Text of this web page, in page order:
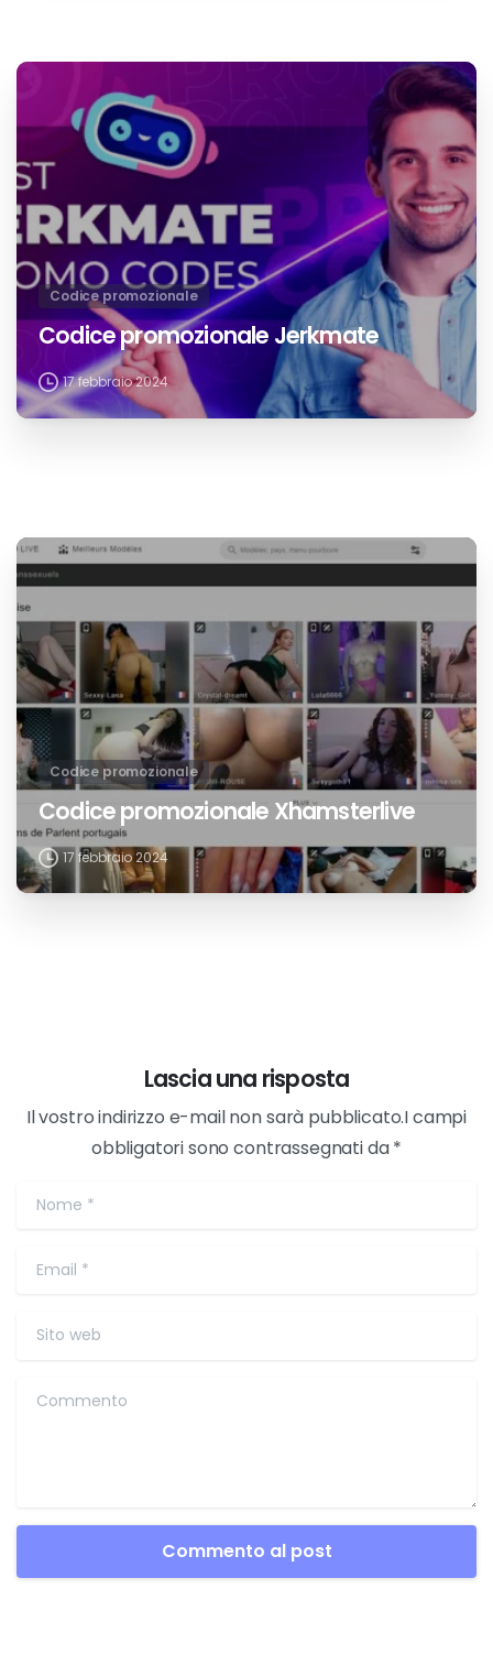
Codice promozionale
Codice promozionale Jerkmate
17 febbraio 2024
Codice promozionale
Codice promozionale Xhamsterlive
17 febbraio 2024
Lascia una risposta
Il vostro indirizzo e-mail non sarà pubblicato.I campi
obbligatori sono contrassegnati da *
Nome*
Email*
Sito web
Commento